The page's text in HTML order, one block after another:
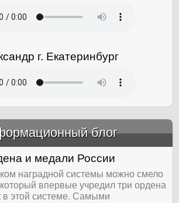
г. Екатеринбург
блог
и медали России
наградной системы можно смело
впервые учредил три ордена
в этой системе. Самыми